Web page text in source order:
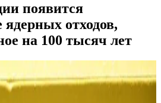
появится
отходов,
на 100 тысяч лет